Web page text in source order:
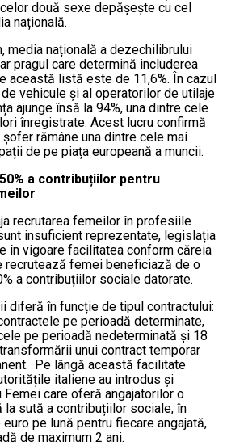
două sexe depășește cu cel
națională.
media națională a dezechilibrului
pragul care determină includerea
această listă este de 11,6%. În cazul
vehicule și al operatorilor de utilaje
ajunge însă la 94%, una dintre cele
înregistrate. Acest lucru confirmă
rămâne una dintre cele mai
de pe piața europeană a muncii.
a contribuțiilor pentru
recrutarea femeilor în profesiile
insuficient reprezentate, legislația
în vigoare facilitatea conform căreia
recrutează femei beneficiază de o
a contribuțiilor sociale datorate.
diferă în funcție de tipul contractului:
pe perioadă determinate,
pe perioadă nedeterminată și 18
unui contract temporar
Pe lângă această facilitate
italiene au introdus și
Femei care oferă angajatorilor o
la sută a contribuțiilor sociale, în
pe lună pentru fiecare angajată,
de maximum 2 ani.